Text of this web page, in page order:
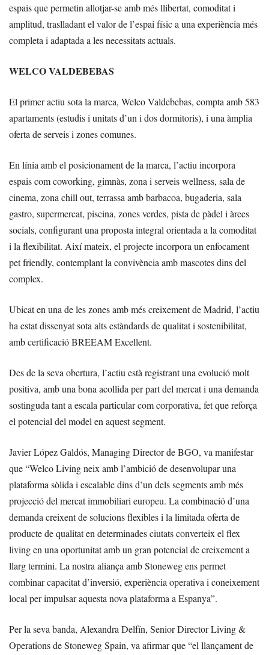
espais que permetin allotjar-se amb més llibertat, comoditat i
amplitud, traslladant el valor de l’espai físic a una experiència més
completa i adaptada a les necessitats actuals.
WELCO VALDEBEBAS
El primer actiu sota la marca, Welco Valdebebas, compta amb 583
apartaments (estudis i unitats d’un i dos dormitoris), i una àmplia
oferta de serveis i zones comunes.
En línia amb el posicionament de la marca, l’actiu incorpora
espais com coworking, gimnàs, zona i serveis wellness, sala de
cinema, zona chill out, terrassa amb barbacoa, bugaderia, sala
gastro, supermercat, piscina, zones verdes, pista de pàdel i àrees
socials, configurant una proposta integral orientada a la comoditat
i la flexibilitat. Així mateix, el projecte incorpora un enfocament
pet friendly, contemplant la convivència amb mascotes dins del
complex.
Ubicat en una de les zones amb més creixement de Madrid, l’actiu
ha estat dissenyat sota alts estàndards de qualitat i sostenibilitat,
amb certificació BREEAM Excellent.
Des de la seva obertura, l’actiu està registrant una evolució molt
positiva, amb una bona acollida per part del mercat i una demanda
sostinguda tant a escala particular com corporativa, fet que reforça
el potencial del model en aquest segment.
Javier López Galdós, Managing Director de BGO, va manifestar
que “Welco Living neix amb l’ambició de desenvolupar una
plataforma sòlida i escalable dins d’un dels segments amb més
projecció del mercat immobiliari europeu. La combinació d’una
demanda creixent de solucions flexibles i la limitada oferta de
producte de qualitat en determinades ciutats converteix el flex
living en una oportunitat amb un gran potencial de creixement a
llarg termini. La nostra aliança amb Stoneweg ens permet
combinar capacitat d’inversió, experiència operativa i coneixement
local per impulsar aquesta nova plataforma a Espanya”.
Per la seva banda, Alexandra Delfín, Senior Director Living &
Operations de Stoneweg Spain, va afirmar que “el llançament de